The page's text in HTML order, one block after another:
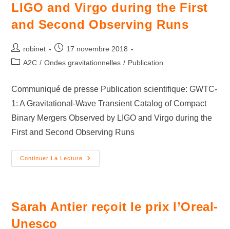
LIGO and Virgo during the First
and Second Observing Runs
robinet
17 novembre 2018
A2C / Ondes gravitationnelles / Publication
Communiqué de presse Publication scientifique: GWTC-
1: A Gravitational-Wave Transient Catalog of Compact
Binary Mergers Observed by LIGO and Virgo during the
First and Second Observing Runs
Continuer La Lecture
Sarah Antier reçoit le prix l’Oreal-
Unesco